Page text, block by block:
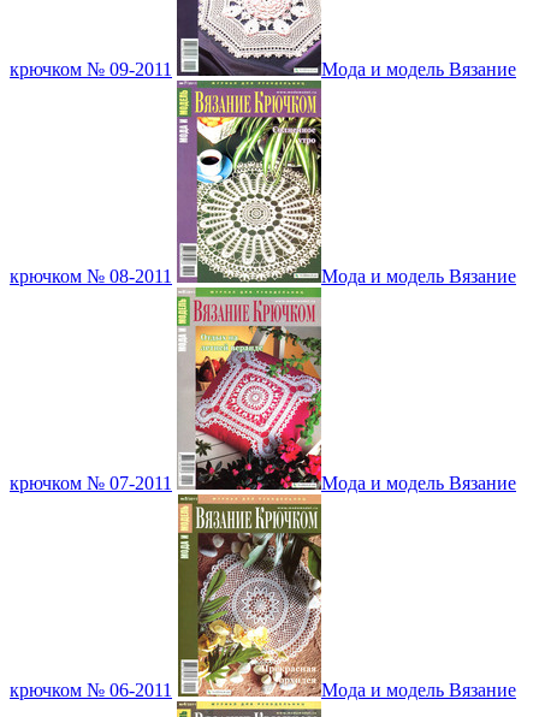
крючком № 09-2011 Мода и модель Вязание
крючком № 08-2011 Мода и модель Вязание
крючком № 07-2011 Мода и модель Вязание
крючком № 06-2011 Мода и модель Вязание